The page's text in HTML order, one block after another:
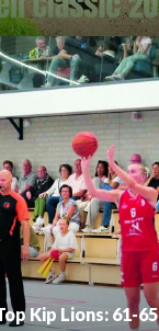
Kip Lions: 61-65